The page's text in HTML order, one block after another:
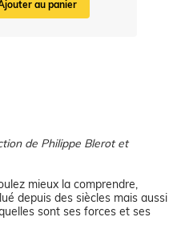
au panier
de Philippe Blerot et
mieux la comprendre,
depuis des siècles mais aussi
sont ses forces et ses